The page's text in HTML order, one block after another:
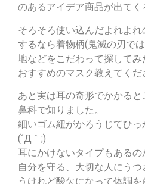
のあるアイデア商品が出てく
そろそろ使い込んだよれよ
するなら着物柄(鬼滅の刃で
地などをこだわって探してみ
おすすめのマスク教えてくだ
あと実は耳の奇形でかかる
鼻科で知りました。
細いゴム紐がかろうじてひ
(´Д｀;)
耳にかけないタイプもあるの
自分を守る、大切な人にう
うけれど酸欠になって体調